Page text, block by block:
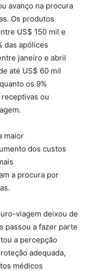
avanço na procura
Os produtos
US$ 150 mil e
das apólices
janeiro e abril
até US$ 60 mil
os 9%
ou
maior
dos custos
a procura por
viagem deixou de
passou a fazer parte
a percepção
adequada,
médicos